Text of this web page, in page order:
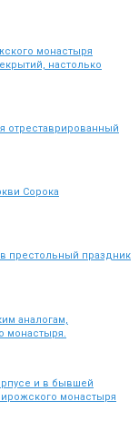
монастыря
настолько
отреставрированный
Сорока
престольный праздник
аналогам,
монастыря.
и в бывшей
монастыря